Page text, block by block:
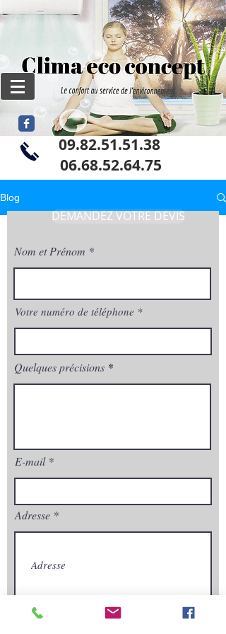
09.82.51.51.38
06.68.52.64.75
Blog
DEMANDEZ VOTRE DEVIS
Nom et Prénom
Votre numéro de téléphone
Quelques précisions
E-mail
Adresse
Envoyez